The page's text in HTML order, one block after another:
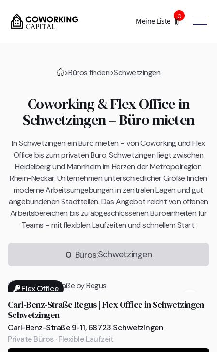
0
Meine Liste
>Büros finden>Schwetzingen
Coworking & Flex Office in
Schwetzingen – Büro mieten
In Schwetzingen ein Büro mieten – von Coworking und Flex
Office bis zum privaten Büro. Schwetzingen liegt zwischen
Heidelberg und Mannheim im Herzen der Metropolregion
Rhein-Neckar. Unternehmen unterschiedlicher Größe finden
moderne Arbeitsumgebungen in zentralen Lagen und gut
angebundenen Stadtteilen. Das Angebot reicht von offenen
Arbeitsbereichen bis zu abgeschlossenen Büroeinheiten für
Teams – mit flexiblen Laufzeiten und schnellem Start.
0 Büros:Schwetzingen
Flex Office
Carl-Benz-Straße Regus | Flex Office in Schwetzingen
Schwetzingen
Carl-Benz-Straße 9-11, 68723 Schwetzingen
Private Büros · Flexible Laufzeit